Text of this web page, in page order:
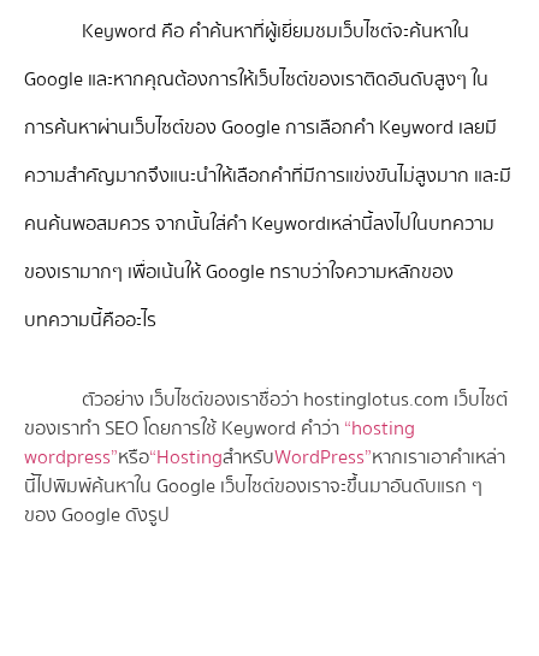
Keyword คือ คำค้นหาที่ผู้เยี่ยมชมเว็บไซต์จะค้นหาใน
Google และหากคุณต้องการให้เว็บไซต์ของเราติดอันดับสูงๆ ใน
การค้นหาผ่านเว็บไซต์ของ Google การเลือกคำ Keyword เลยมี
ความสำคัญมากจึงแนะนำให้เลือกคำที่มีการแข่งขันไม่สูงมาก และมี
คนค้นพอสมควร จากนั้นใส่คำ Keywordเหล่านี้ลงไปในบทความ
ของเรามากๆ เพื่อเน้นให้ Google ทราบว่าใจความหลักของ
บทความนี้คืออะไร
ตัวอย่าง เว็บไซต์ของเราชื่อว่า hostinglotus.com เว็บไซต์
ของเราทำ SEO โดยการใช้ Keyword คำว่า“hosting
wordpress”หรือ“HostingสำหรับWordPress”หากเราเอาคำเหล่า
นี้ไปพิมพ์ค้นหาใน Google เว็บไซต์ของเราจะขึ้นมาอันดับแรก ๆ
ของ Google ดังรูป